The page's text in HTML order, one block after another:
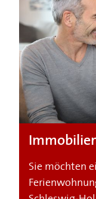
Sie möchten